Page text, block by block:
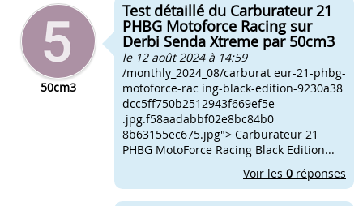
50cm3
Test détaillé du Carburateur 21
PHBG Motoforce Racing sur
Derbi Senda Xtreme par 50cm3
le 12 août 2024 à 14:59
/monthly_2024_08/carburat eur-21-phbg-
motoforce-rac ing-black-edition-9230a38
dcc5ff750b2512943f669ef5e
.jpg.f58aadabbf02e8bc84b0
8b63155ec675.jpg"> Carburateur 21
PHBG MotoForce Racing Black Edition...
Voir les 0 réponses